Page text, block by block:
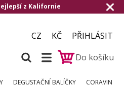
z Kalifornie
CZ KČ
PŘIHLÁSIT
Do košíku
DEGUSTAČNÍ BALÍČKY
CORAVIN